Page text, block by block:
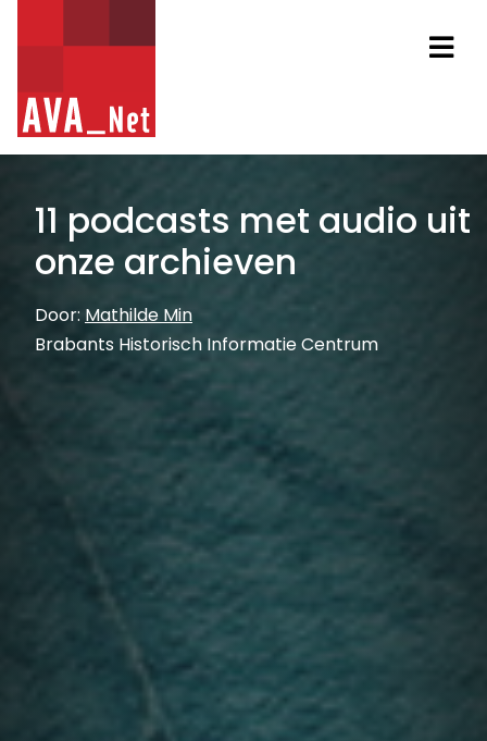
AVA_NET
11 podcasts met audio uit
onze archieven
Door: Mathilde Min
Brabants Historisch Informatie Centrum